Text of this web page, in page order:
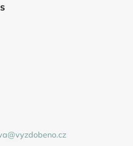
@vyzdobeno.cz